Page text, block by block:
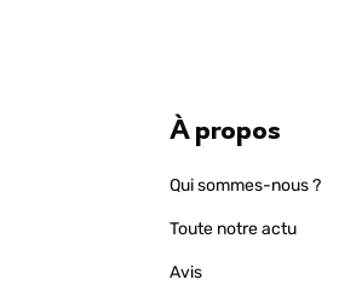
À propos
Qui sommes-nous ?
Toute notre actu
Avis